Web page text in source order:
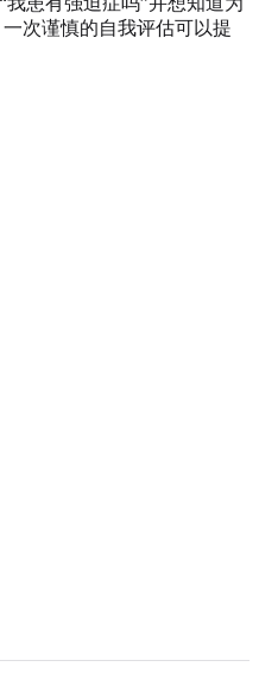
次谨慎的自我评估可以提